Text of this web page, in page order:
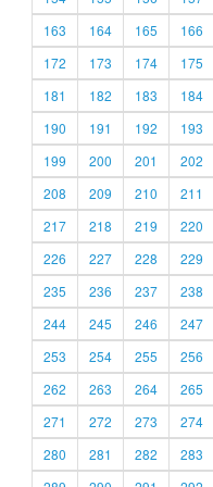
163
164 165 166
172
173 174 175
181
182 183 184
190
191 192 193
199
200 201 202
208
209 210 211
217
218 219 220
226
227 228 229
235
236 237 238
244
245 246 247
253
254 255 256
262
263 264 265
271
272 273 274
280
281 282 283